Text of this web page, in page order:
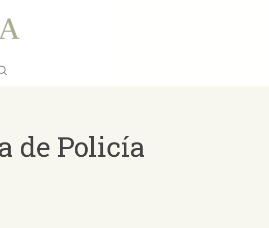
de Policía